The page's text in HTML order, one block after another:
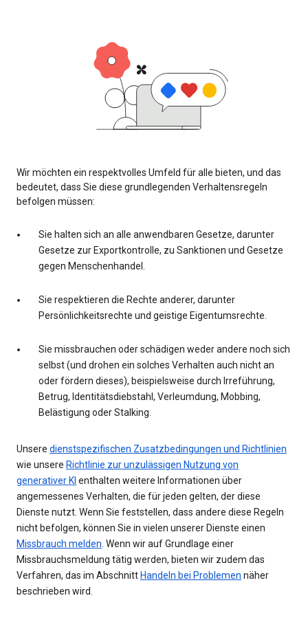
Wir möchten ein respektvolles Umfeld für alle bieten, und das
bedeutet, dass Sie diese grundlegenden Verhaltensregeln
befolgen müssen:
Sie halten sich an alle anwendbaren Gesetze, darunter
Gesetze zur Exportkontrolle, zu Sanktionen und Gesetze
gegen Menschenhandel.
Sie respektieren die Rechte anderer, darunter
Persönlichkeitsrechte und geistige Eigentumsrechte.
Sie missbrauchen oder schädigen weder andere noch sich
selbst (und drohen ein solches Verhalten auch nicht an
oder fördern dieses), beispielsweise durch Irreführung,
Betrug, Identitätsdiebstahl, Verleumdung, Mobbing,
Belästigung oder Stalking.
Unsere dienstspezifischen Zusatzbedingungen und Richtlinien
wie unsere Richtlinie zur unzulässigen Nutzung von
generativer KI enthalten weitere Informationen über
angemessenes Verhalten, die für jeden gelten, der diese
Dienste nutzt. Wenn Sie feststellen, dass andere diese Regeln
nicht befolgen, können Sie in vielen unserer Dienste einen
Missbrauch melden. Wenn wir auf Grundlage einer
Missbrauchsmeldung tätig werden, bieten wir zudem das
Verfahren, das im Abschnitt Handeln bei Problemen näher
beschrieben wird.